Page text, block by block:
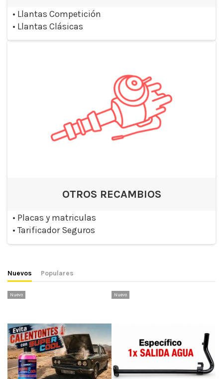
• Llantas Competición
• Llantas Clásicas
OTROS RECAMBIOS
• Placas y matriculas
• Tarificador Seguros
Nuevos Populares
Nuevo Nuevo